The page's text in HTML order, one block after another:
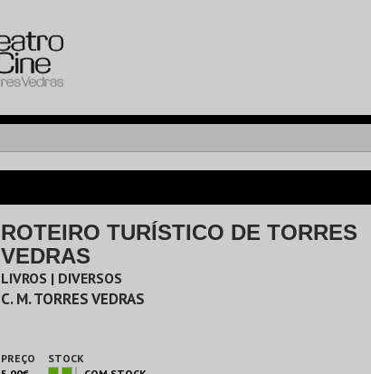
ROTEIRO TURÍSTICO DE TORRES
VEDRAS
LIVROS | DIVERSOS
C. M. TORRES VEDRAS
PREÇO
STOCK